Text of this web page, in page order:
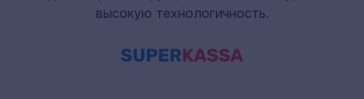
высокую технологичность.